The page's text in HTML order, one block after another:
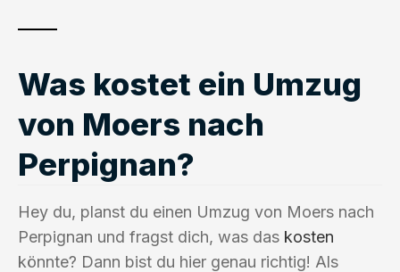
Was kostet ein Umzug
von Moers nach
Perpignan?
Hey du, planst du einen Umzug von Moers nach
Perpignan und fragst dich, was das kosten
könnte? Dann bist du hier genau richtig! Als